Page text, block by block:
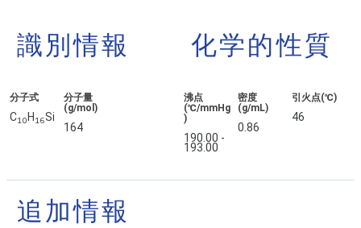
識別情報
分子式
C10 H 16Si
分子量
(g/mol)
164
化学的性質
沸点
(℃/mmHg
)
190.00 -
193.00
密度
(g/mL)
0.86
引火点(℃)
46
追加情報